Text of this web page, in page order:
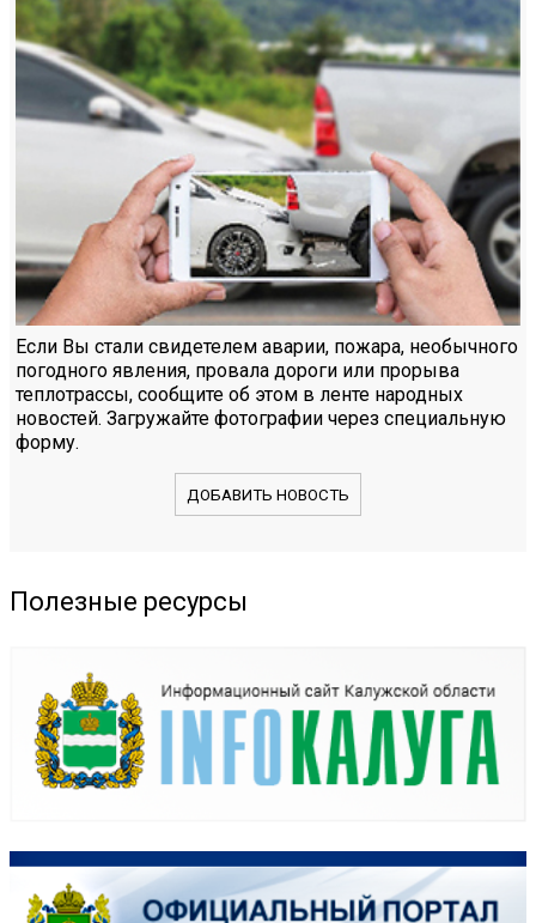
Если Вы стали свидетелем аварии, пожара, необычного
погодного явления, провала дороги или прорыва
теплотрассы, сообщите об этом в ленте народных
новостей. Загружайте фотографии через специальную
форму.
ДОБАВИТЬ НОВОСТЬ
Полезные ресурсы